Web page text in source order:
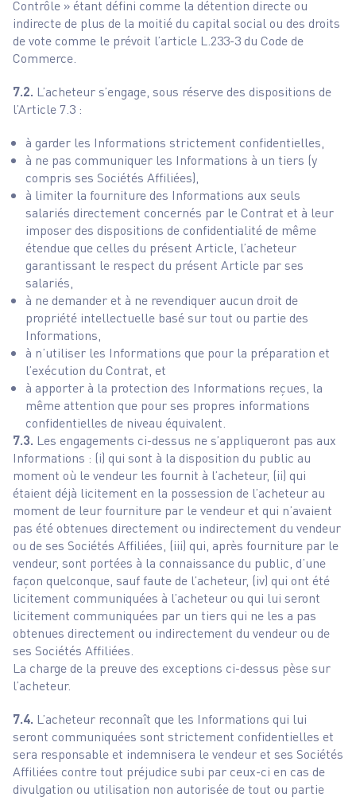
Contrôle » étant défini comme la détention directe ou
indirecte de plus de la moitié du capital social ou des droits
de vote comme le prévoit l’article L.233-3 du Code de
Commerce.
7.2. L’acheteur s’engage, sous réserve des dispositions de
l’Article 7.3 :
à garder les Informations strictement confidentielles,
à ne pas communiquer les Informations à un tiers (y
compris ses Sociétés Affiliées),
à limiter la fourniture des Informations aux seuls
salariés directement concernés par le Contrat et à leur
imposer des dispositions de confidentialité de même
étendue que celles du présent Article, l’acheteur
garantissant le respect du présent Article par ses
salariés,
à ne demander et à ne revendiquer aucun droit de
propriété intellectuelle basé sur tout ou partie des
Informations,
à n’utiliser les Informations que pour la préparation et
l’exécution du Contrat, et
à apporter à la protection des Informations reçues, la
même attention que pour ses propres informations
confidentielles de niveau équivalent.
7.3. Les engagements ci-dessus ne s’appliqueront pas aux
Informations : (i) qui sont à la disposition du public au
moment où le vendeur les fournit à l’acheteur, (ii) qui
étaient déjà licitement en la possession de l’acheteur au
moment de leur fourniture par le vendeur et qui n’avaient
pas été obtenues directement ou indirectement du vendeur
ou de ses Sociétés Affiliées, (iii) qui, après fourniture par le
vendeur, sont portées à la connaissance du public, d’une
façon quelconque, sauf faute de l’acheteur, (iv) qui ont été
licitement communiquées à l’acheteur ou qui lui seront
licitement communiquées par un tiers qui ne les a pas
obtenues directement ou indirectement du vendeur ou de
ses Sociétés Affiliées.
La charge de la preuve des exceptions ci-dessus pèse sur
l’acheteur.
7.4. L’acheteur reconnaît que les Informations qui lui
seront communiquées sont strictement confidentielles et
sera responsable et indemnisera le vendeur et ses Sociétés
Affiliées contre tout préjudice subi par ceux-ci en cas de
divulgation ou utilisation non autorisée de tout ou partie